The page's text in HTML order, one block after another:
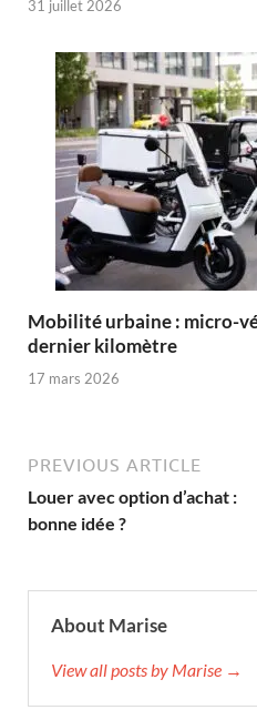
31 juillet 2026
Mobilité urbaine : micro-
dernier kilomètre
17 mars 2026
PREVIOUS ARTICLE
Louer avec option d’achat :
bonne idée ?
About Marise
View all posts by Marise →